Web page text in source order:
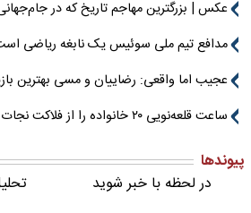
عکس | بزرگترین مهاجم تاریخ که در
مدافع تیم ملی سوئیس یک نابغه ریاضی
عجیب اما واقعی: رضاییان و مسی بهترین بازیکنان جام جهانی!
ساعت قلعه‌نویی ۲۰ خانواده را از فلاکت نجات می‌دهد
پیوندها
در لحظه با خبر شوید